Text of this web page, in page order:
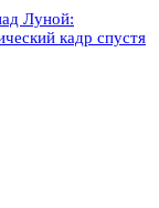
Луной:
кадр спустя